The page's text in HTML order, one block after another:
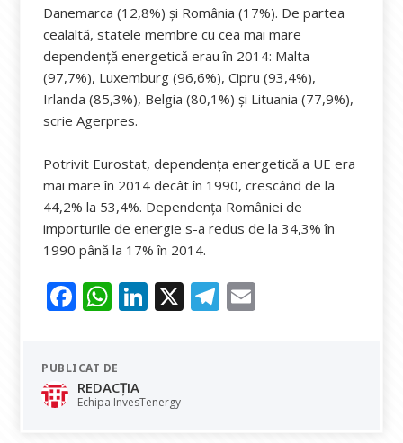
Danemarca (12,8%) și România (17%). De partea
cealaltă, statele membre cu cea mai mare
dependență energetică erau în 2014: Malta
(97,7%), Luxemburg (96,6%), Cipru (93,4%),
Irlanda (85,3%), Belgia (80,1%) și Lituania (77,9%),
scrie Agerpres.
Potrivit Eurostat, dependența energetică a UE era
mai mare în 2014 decât în 1990, crescând de la
44,2% la 53,4%. Dependența României de
importurile de energie s-a redus de la 34,3% în
1990 până la 17% în 2014.
F
e
b
o
W
at
s
A
Li
dI
X T
PUBLICAT DE
REDACȚIA
Echipa InvesTenergy